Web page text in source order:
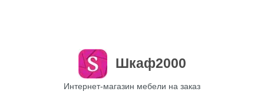
Шкаф2000
Интернет-магазин мебели на заказ